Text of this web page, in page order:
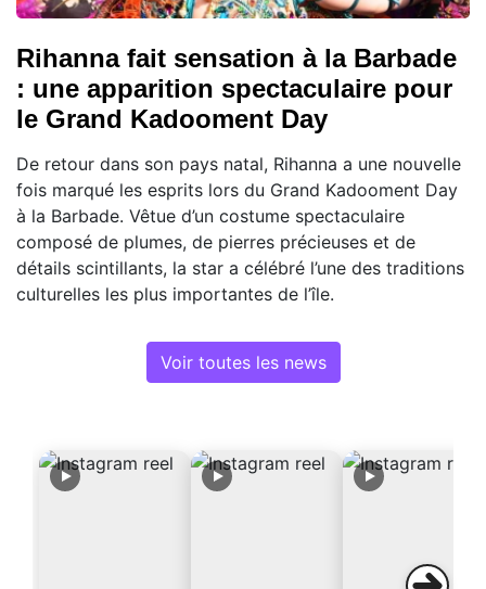
Rihanna fait sensation à la Barbade
: une apparition spectaculaire pour
le Grand Kadooment Day
De retour dans son pays natal, Rihanna a une nouvelle
fois marqué les esprits lors du Grand Kadooment Day
à la Barbade. Vêtue d’un costume spectaculaire
composé de plumes, de pierres précieuses et de
détails scintillants, la star a célébré l’une des traditions
culturelles les plus importantes de l’île.
Voir toutes les news